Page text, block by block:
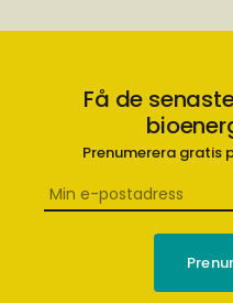
Få de
Prenumerera gratis